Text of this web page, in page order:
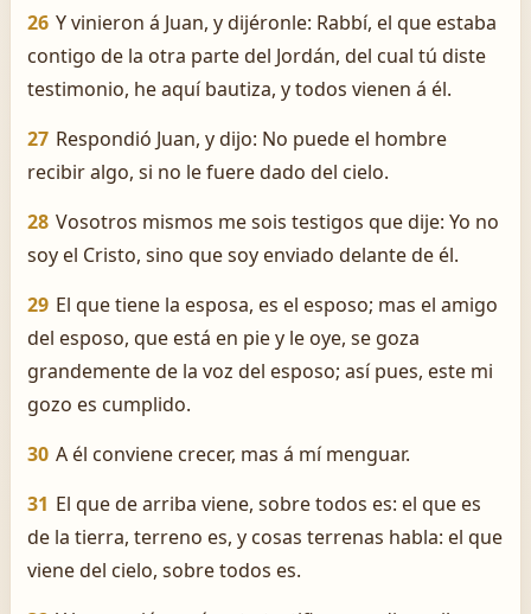
26 Y vinieron á Juan, y dijéronle: Rabbí, el que estaba
contigo de la otra parte del Jordán, del cual tú diste
testimonio, he aquí bautiza, y todos vienen á él.
27 Respondió Juan, y dijo: No puede el hombre
recibir algo, si no le fuere dado del cielo.
28 Vosotros mismos me sois testigos que dije: Yo no
soy el Cristo, sino que soy enviado delante de él.
29 El que tiene la esposa, es el esposo; mas el amigo
del esposo, que está en pie y le oye, se goza
grandemente de la voz del esposo; así pues, este mi
gozo es cumplido.
30 A él conviene crecer, mas á mí menguar.
31 El que de arriba viene, sobre todos es: el que es
de la tierra, terreno es, y cosas terrenas habla: el que
viene del cielo, sobre todos es.